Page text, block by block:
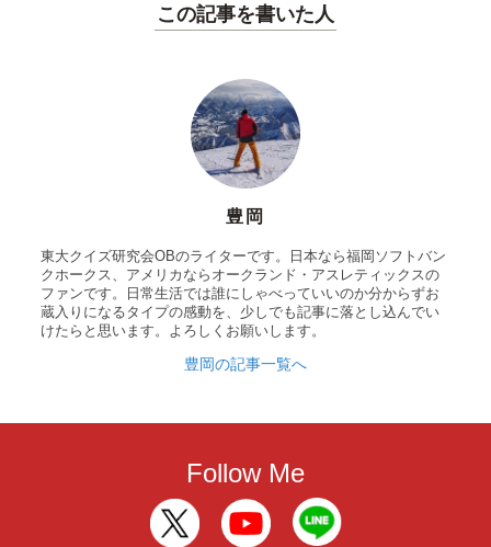
この記事を書いた人
豊岡
東大クイズ研究会OBのライターです。日本なら福岡ソフトバン
クホークス、アメリカならオークランド・アスレティックスの
ファンです。日常生活では誰にしゃべっていいのか分からずお
蔵入りになるタイプの感動を、少しでも記事に落とし込んでい
けたらと思います。よろしくお願いします。
豊岡の記事一覧へ
Follow Me